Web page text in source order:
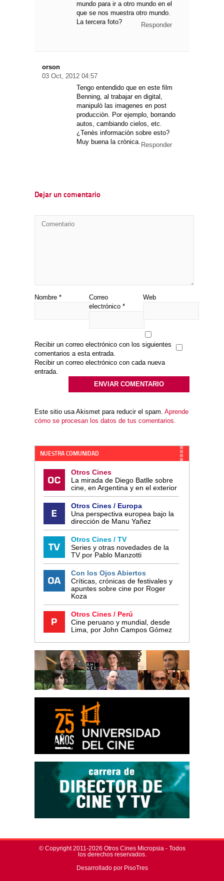
mundo para ir a otro mundo en el
que se nos muestra otro mundo.
La tercera foto?
Responder
orson
03 Oct, 2012 04:57
Tengo entendido que en este film
Benning, al trabajar en digital,
manipulò las imagenes en post
producciòn. Por ejemplo, borrando
autos, cambiando cielos, etc.
¿Tenès informaciòn sobre esto?
Muy buena la crònica. Responder
Dejar un comentario
Nombre *
Correo
electrónico *
Web
Recibir un correo electrónico con los siguientes
comentarios a esta entrada.
Recibir un correo electrónico con cada nueva
entrada.
Este sitio usa Akismet para reducir el spam. Aprende
cómo se procesan los datos de tus comentarios.
NUESTRA COMUNIDAD
Otros Cines
La mirada de Diego Batlle sobre
cine, en Argentina y en el exterior
Otros Cines / Europa
Una perspectiva europea bajo la
dirección de Manu Yañez
Otros Cines / TV
Series y otras novedades de la
TV por Pablo Manzotti
Con los Ojos Abiertos
Críticas, crónicas de festivales y
apuntes sobre cine por Roger
Koza
Otros Cines / Perú
Cine peruano y mundial, desde
Lima, por John Campos Gómez
© Copyright 2011-2026 Otros Cines Micropsia - Todos
los derechos reservados.
Desarrollado por PisoTres